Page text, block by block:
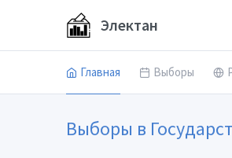
Электан
Главная Выборы
Выборы в